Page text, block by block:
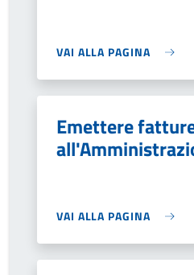
VAI ALLA PAGINA
Emettere
VAI ALLA PAGINA